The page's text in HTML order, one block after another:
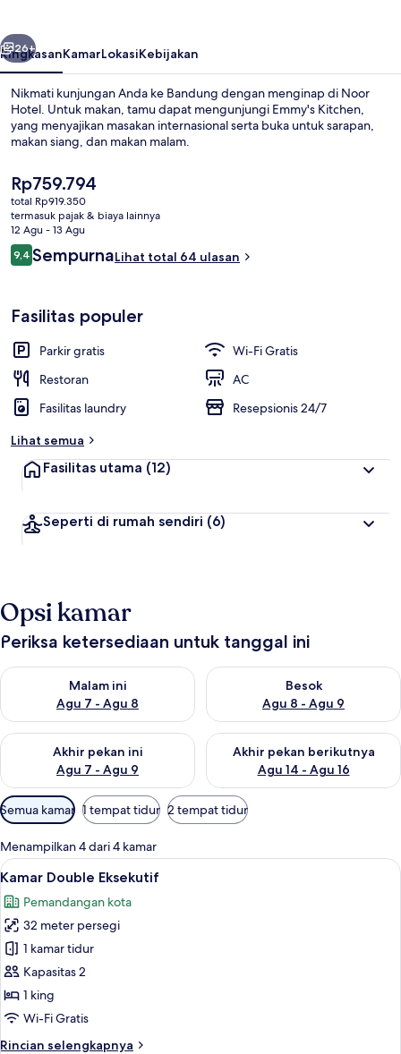
Berikutnya
26+
RingkasanKamarLokasiKebijakan
Nikmati kunjungan Anda ke Bandung dengan menginap di Noor
Hotel. Untuk makan, tamu dapat mengunjungi Emmy's Kitchen,
yang menyajikan masakan internasional serta buka untuk sarapan,
makan siang, dan makan malam.
Harga
saat
ini
Rp759.794
Rp759.794
total Rp919.350
termasuk pajak & biaya lainnya
12 Agu - 13 Agu
Ulasan
9,49,4 dari 10
SempurnaLihat total 64 ulasan
Fasilitas populer
Parkir gratis
Wi-Fi Gratis
Restoran
AC
Fasilitas laundry
Resepsionis 24/7
Lihat semua
Fasilitas utama (12)
Seperti di rumah sendiri (6)
Opsi kamar
Periksa ketersediaan untuk tanggal ini
Malam ini
Agu 7 - Agu 8
Periksa ketersediaan untuk malam ini Agu 7 - Agu 8
Besok
Agu 8 - Agu 9
Periksa ketersediaan untuk
Akhir pekan ini
Agu 7 - Agu 9
Periksa ketersediaan untuk akhir pekan ini Agu 7 - Agu 9
Akhir pekan berikutnya
Agu 14 - Agu 16
Periksa ketersediaan untuk
Filter
tersedia
untuk
kamar
Semua kamar 1 tempat tidur 2 tempat tidur
Menampilkan 4 dari 4 kamar
Lihat
semua
foto
untuk
Kamar
Double
Eksekutif
Kamar Double Eksekutif | Minibar,
4
Kamar Double Eksekutif
Pemandangan kota
32 meter persegi
1 kamar tidur
Kapasitas 2
1 king
Wi-Fi Gratis
Rincian selengkapnya
Rincian